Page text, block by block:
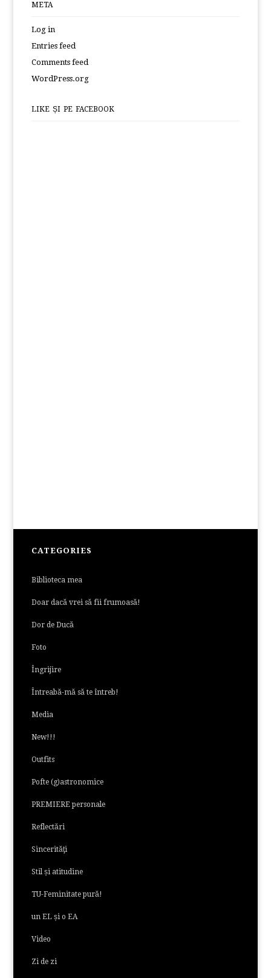
META
Log in
Entries feed
Comments feed
WordPress.org
LIKE ȘI PE FACEBOOK
CATEGORIES
Biblioteca mea
Doar dacă vrei să fii frumoasă!
Dor de Ducă
Foto
Îngrijire
Întreabă-mă să te întreb!
Media
New!!!
Outfits
Pofte (g)astronomice
PREMIERE personale
Reflectări
Sincerităţi
Stil și atitudine
TU-Feminitate pură!
un EL și o EA
Video
Zi de zi